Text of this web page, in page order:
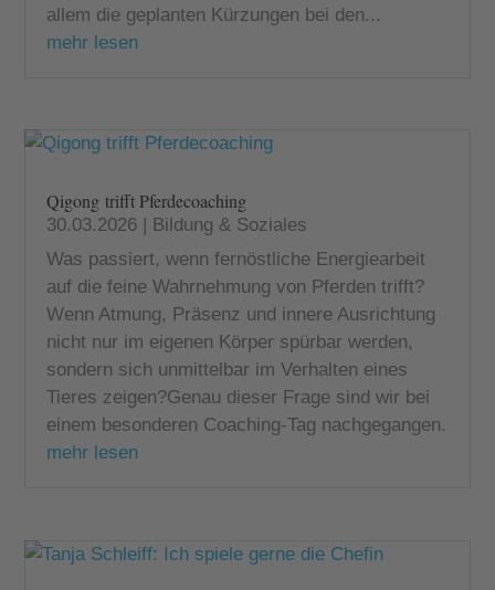
allem die geplanten Kürzungen bei den...
mehr lesen
Qigong trifft Pferdecoaching
30.03.2026
Bildung & Soziales
Was passiert, wenn fernöstliche Energiearbeit
auf die feine Wahrnehmung von Pferden trifft?
Wenn Atmung, Präsenz und innere Ausrichtung
nicht nur im eigenen Körper spürbar werden,
sondern sich unmittelbar im Verhalten eines
Tieres zeigen?Genau dieser Frage sind wir bei
einem besonderen Coaching-Tag nachgegangen.
mehr lesen